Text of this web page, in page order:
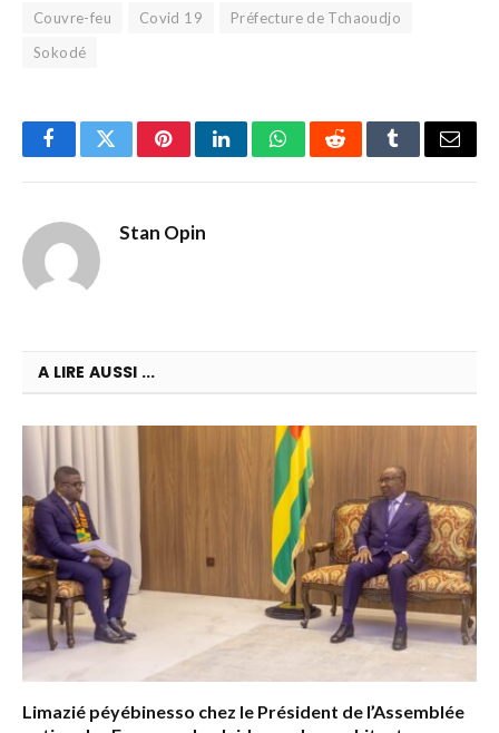
Couvre-feu Covid 19
Préfecture de Tchaoudjo
Sokodé
FacebookTwitterPinterestLinkedInWhatsAppRedditTumblrEmail
Stan Opin
A LIRE AUSSI ...
Limazié péyébinesso chez le Président de l’Assemblée